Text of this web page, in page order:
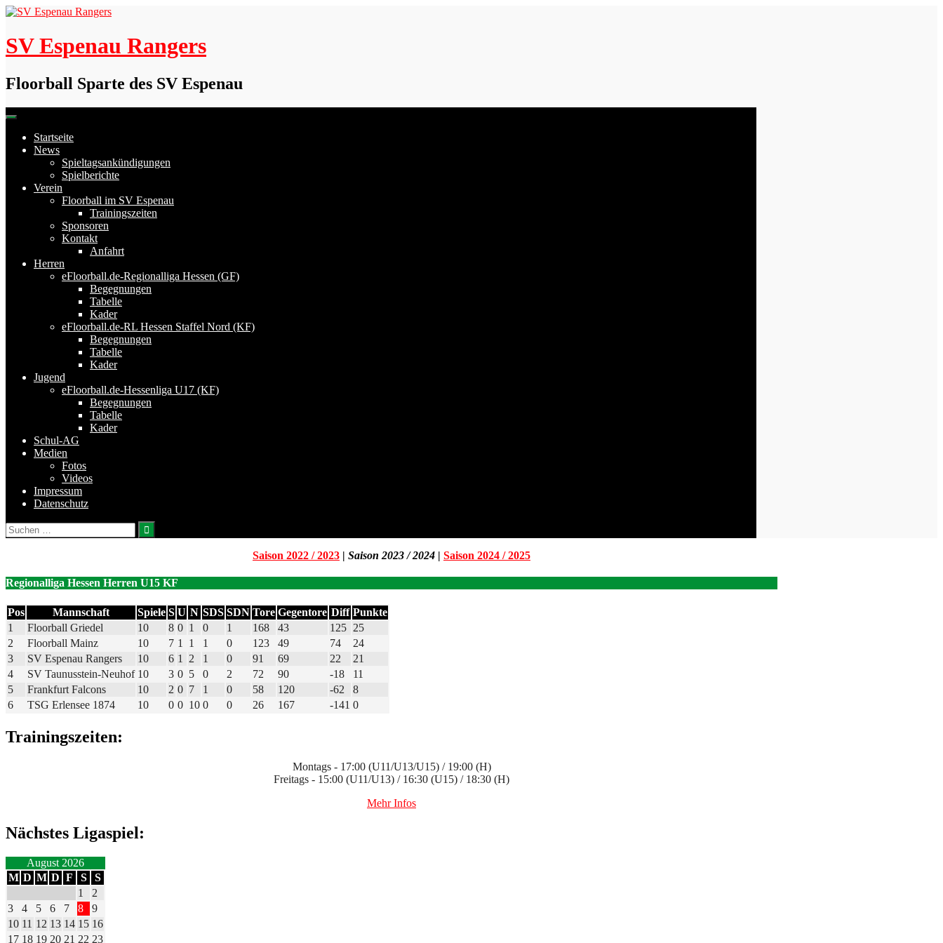
Skip
content
SV Espenau Rangers
Floorball Sparte des SV Espenau
Startseite
News
Spieltagsankündigungen
Spielberichte
Verein
Floorball im SV Espenau
Trainingszeiten
Sponsoren
Kontakt
Anfahrt
Herren
eFloorball.de-Regionalliga Hessen (GF)
Begegnungen
Tabelle
Kader
eFloorball.de-RL Hessen Staffel Nord (KF)
Begegnungen
Tabelle
Kader
Jugend
eFloorball.de-Hessenliga U17 (KF)
Begegnungen
Tabelle
Kader
Schul-AG
Medien
Fotos
Videos
Impressum
Datenschutz
Suchen
nach:
Saison 2022 / 2023 | Saison 2023 / 2024 | Saison 2024 / 2025
Regionalliga Hessen Herren U15 KF
Pos Mannschaft Spiele S U N SDS SDN Tore Gegentore Diff Punkte
1
Floorball Griedel 10 8 0 1 0 1 168 43 125 25
2
Floorball Mainz 10 7 1 1 1 0 123 49 74
24
3
SV Espenau Rangers 10 6 1 2 1 0 91 69 22
21
4
SV Taunusstein-Neuhof 10 3 0 5 0 2 72 90 -18
11
5
Frankfurt Falcons 10 2 0 7 1 0 58 120 -62
8
6
TSG Erlensee 1874 10 0 0 10 0 0 26 167 -141 0
Trainingszeiten:
Montags - 17:00 (U11/U13/U15) / 19:00 (H)
Freitags - 15:00 (U11/U13) / 16:30 (U15) / 18:30 (H)
Mehr Infos
Nächstes Ligaspiel:
August 2026
M D M D F S
S
1
2
3
4 5 6 7 8
9
10 11 12 13 14 15 16
17 18 19 20 21 22 23